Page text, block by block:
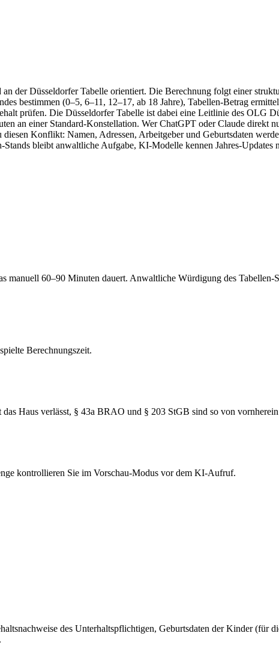
der Düsseldorfer Tabelle orientiert. Die Berechnung folgt einer
bestimmen (0–5, 6–11, 12–17, ab 18 Jahre), Tabellen-Betrag
prüfen. Die Düsseldorfer Tabelle ist dabei eine Leitlinie des OLG
an einer Standard-Konstellation. Wer ChatGPT oder Claude direkt
diesen Konflikt: Namen, Adressen, Arbeitgeber und Geburtsdaten
bleibt anwaltliche Aufgabe, KI-Modelle kennen Jahres-
60–90 Minuten dauert. Anwaltliche Würdigung des Tabellen-
Berechnungszeit.
Haus verlässt, § 43a BRAO und § 203 StGB sind so von
kontrollieren Sie im Vorschau-Modus vor dem KI-Aufruf.
des Unterhaltspflichtigen, Geburtsdaten der Kinder (für